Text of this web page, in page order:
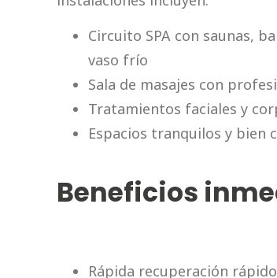
Circuito SPA con saunas,
vaso frío
Sala de masajes con
Tratamientos faciales y
Espacios tranquilos y bien
Beneficios
Rápida recuperación